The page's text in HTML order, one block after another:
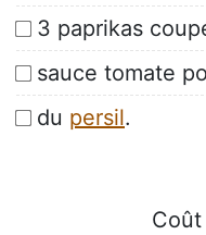
3 paprikas
sauce tomate
du persil.